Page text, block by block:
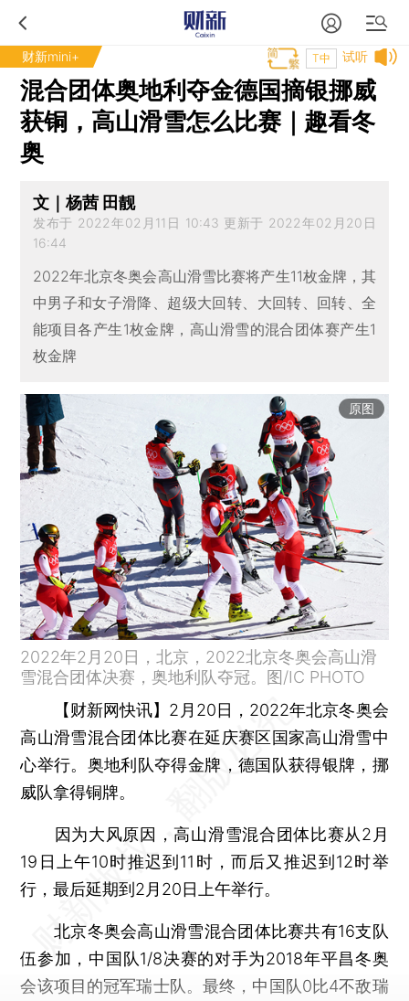
财新mini+ 试听
T中
混合团体奥地利夺金德国摘银挪威
获铜，高山滑雪怎么比赛｜趣看冬
奥
文｜杨茜 田靓
发布于 2022年02月11日 10:43 更新于 2022年02月20日
16:44
2022年北京冬奥会高山滑雪比赛将产生11枚金牌，其
中男子和女子滑降、超级大回转、大回转、回转、全
能项目各产生1枚金牌，高山滑雪的混合团体赛产生1
枚金牌
原图
2022年2月20日，北京，2022北京冬奥会高山滑
雪混合团体决赛，奥地利队夺冠。图/IC PHOTO
【财新网快讯】 2月20日，2022年北京冬奥会
高山滑雪混合团体比赛在延庆赛区国家高山滑雪中
心举行。奥地利队夺得金牌，德国队获得银牌，挪
威队拿得铜牌。
因为大风原因，高山滑雪混合团体比赛从2月
19日上午10时推迟到11时，而后又推迟到12时举
行，最后延期到2月20日上午举行。
北京冬奥会高山滑雪混合团体比赛共有16支队
伍参加，中国队1/8决赛的对手为2018年平昌冬奥
会该项目的冠军瑞士队。最终，中国队0比4不敌瑞